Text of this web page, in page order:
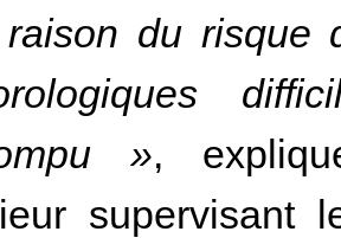
du risque
»,
supervisant